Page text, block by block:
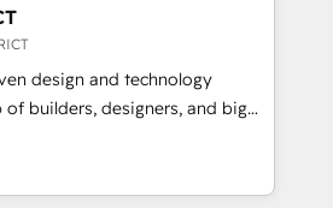
content, and digital
team works in Spanish,
to design scalable strategies
Highlights: • 10+
• Top 3 Partner of the
2024, 2025. • Partner of the
design and technology
builders, designers, and big
design, and
fueled by curiosity—to turn
and challenges into meaningful